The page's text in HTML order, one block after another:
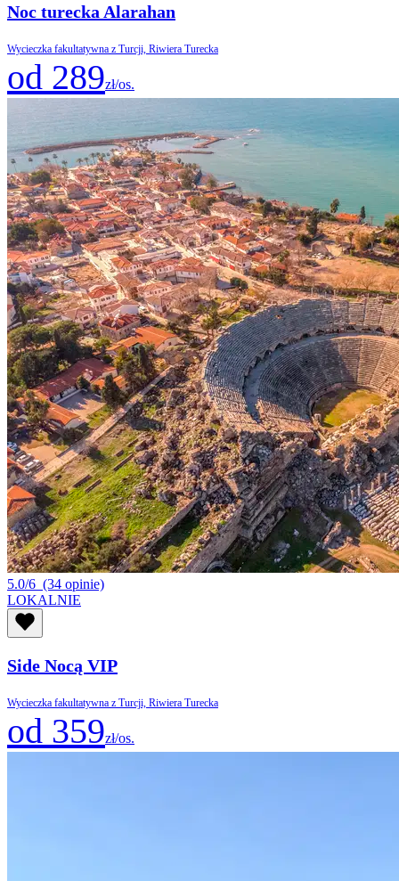
Noc turecka Alarahan
Wycieczka fakultatywna z Turcji, Riwiera Turecka
od 289zł/os.
5.0/6 (34 opinie)
LOKALNIE
Side Nocą VIP
Wycieczka fakultatywna z Turcji, Riwiera Turecka
od 359zł/os.